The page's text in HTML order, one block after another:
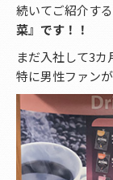
続いてご紹介す
菜』です！！
まだ入社して3カ
特に男性ファ